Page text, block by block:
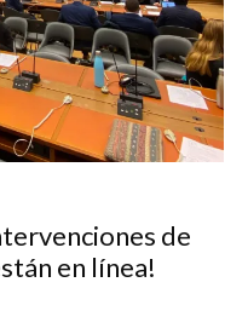
de
en línea!